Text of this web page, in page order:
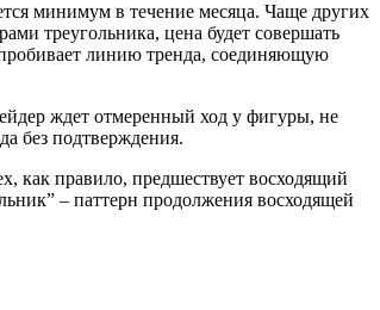
минимум в течение месяца. Чаще других
треугольника, цена будет совершать
пробивает линию тренда, соединяющую
ждет отмеренный ход у фигуры, не
без подтверждения.
как правило, предшествует восходящий
– паттерн продолжения восходящей